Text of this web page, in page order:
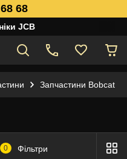
68
JCB
Запчастини Bobcat
0 Фільтри